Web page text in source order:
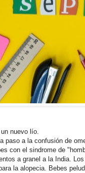
nuevo lío.
paso a la confusión de
con el sindrome de
a granel a la India.
la alopecia. Bebes